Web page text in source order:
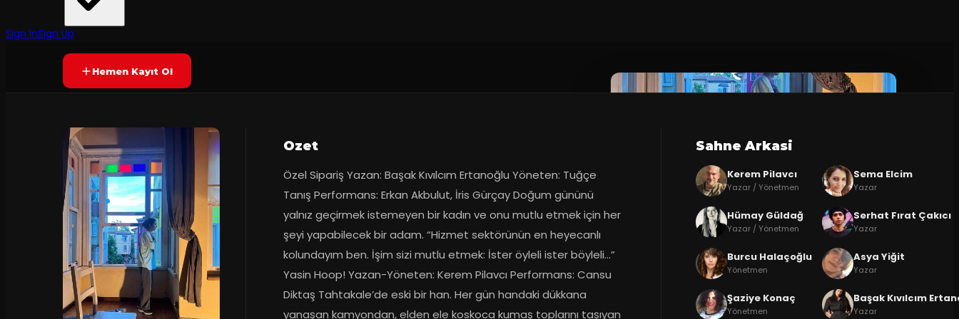
Sign InSign UpYAKINDA
Hemen Kayıt Ol
Ozet
Özel Sipariş Yazan: Başak Kıvılcım Ertanoğlu Yöneten: Tuğçe
Tanış Performans: Erkan Akbulut, İris Gürçay Doğum gününü
yalnız geçirmek istemeyen bir kadın ve onu mutlu etmek için her
şeyi yapabilecek bir adam. “Hizmet sektörünün en heyecanlı
kolundayım ben. İşim sizi mutlu etmek: İster öyleli ister böyleli…”
Yasin Hoop! Yazan-Yöneten: Kerem Pilavcı Performans: Cansu
Diktaş Tahtakale’de eski bir han. Her gün handaki dükkana
yanaşan kamyondan, elden ele koskoca kumaş toplarını taşıyan
Sahne Arkasi
Kerem Pilavcı
Yazar / Yönetmen
Sema Elcim
Yazar
Hümay Güldağ
Yazar / Yönetmen
Serhat Fırat Çakıcı
Yazar
Burcu Halaçoğlu
Yönetmen
Asya Yiğit
Yazar
Şaziye Konaç
Yönetmen
Başak Kıvılcım
Yazar